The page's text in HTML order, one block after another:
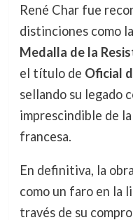
René Char fue
distinciones como la
Medalla de la
el título de Oficial
sellando su legado
imprescindible de
francesa.
En definitiva, la
como un faro en la
través de su